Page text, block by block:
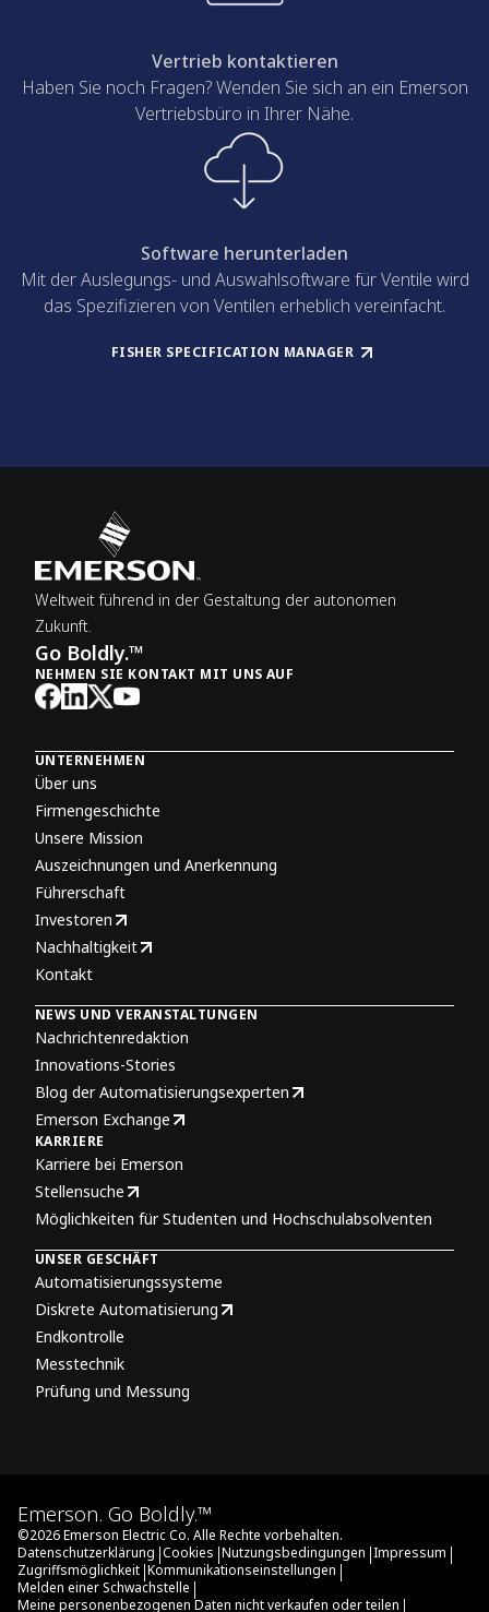
Vertrieb kontaktieren
Haben Sie noch Fragen? Wenden Sie sich an ein Emerson
Vertriebsbüro in Ihrer Nähe.
Software herunterladen
Mit der Auslegungs- und Auswahlsoftware für Ventile wird
das Spezifizieren von Ventilen erheblich vereinfacht.
FISHER SPECIFICATION MANAGER
Weltweit führend in der Gestaltung der autonomen
Zukunft.
Go Boldly.™
NEHMEN SIE KONTAKT MIT UNS AUF
UNTERNEHMEN
Über uns
Firmengeschichte
Unsere Mission
Auszeichnungen und Anerkennung
Führerschaft
Investoren
Nachhaltigkeit
Kontakt
NEWS UND VERANSTALTUNGEN
Nachrichtenredaktion
Innovations-Stories
Blog der Automatisierungsexperten
Emerson Exchange
KARRIERE
Karriere bei Emerson
Stellensuche
Möglichkeiten für Studenten und Hochschulabsolventen
UNSER GESCHÄFT
Automatisierungssysteme
Diskrete Automatisierung
Endkontrolle
Messtechnik
Prüfung und Messung
Emerson. Go Boldly.™
©2026Emerson Electric Co. Alle Rechte vorbehalten.
Datenschutzerklärung |Cookies |Nutzungsbedingungen |Impressum |
Zugriffsmöglichkeit |Kommunikationseinstellungen |
Melden einer Schwachstelle |
Meine personenbezogenen Daten nicht verkaufen oder teilen |